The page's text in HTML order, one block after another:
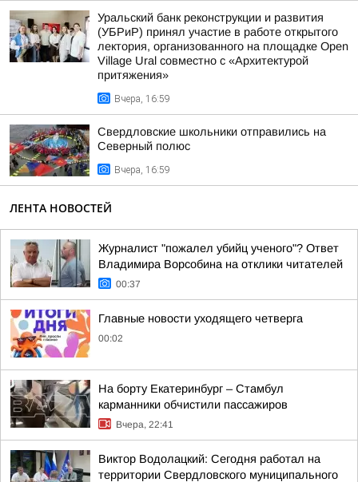
Уральский банк реконструкции и развития
(УБРиР) принял участие в работе открытого
лектория, организованного на площадке Open
Village Ural совместно с «Архитектурой
притяжения»
Вчера, 16:59
Свердловские школьники отправились на
Северный полюс
Вчера, 16:59
ЛЕНТА НОВОСТЕЙ
Журналист "пожалел убийц ученого"? Ответ
Владимира Ворсобина на отклики читателей
00:37
Главные новости уходящего четверга
00:02
На борту Екатеринбург – Стамбул
карманники обчистили пассажиров
Вчера, 22:41
Виктор Водолацкий: Сегодня работал на
территории Свердловского муниципального